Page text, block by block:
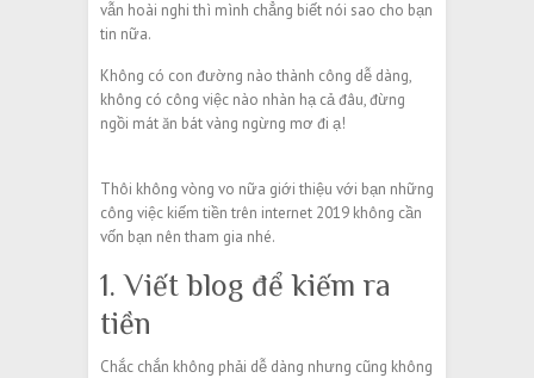
vẫn hoài nghi thì mình chẳng biết nói sao cho bạn
tin nữa.
Không có con đường nào thành công dễ dàng,
không có công việc nào nhàn hạ cả đâu, đừng
ngồi mát ăn bát vàng ngừng mơ đi ạ!
Thôi không vòng vo nữa giới thiệu với bạn những
công việc kiếm tiền trên internet 2019 không cần
vốn bạn nên tham gia nhé.
1. Viết blog để kiếm ra
tiền
Chắc chắn không phải dễ dàng nhưng cũng không